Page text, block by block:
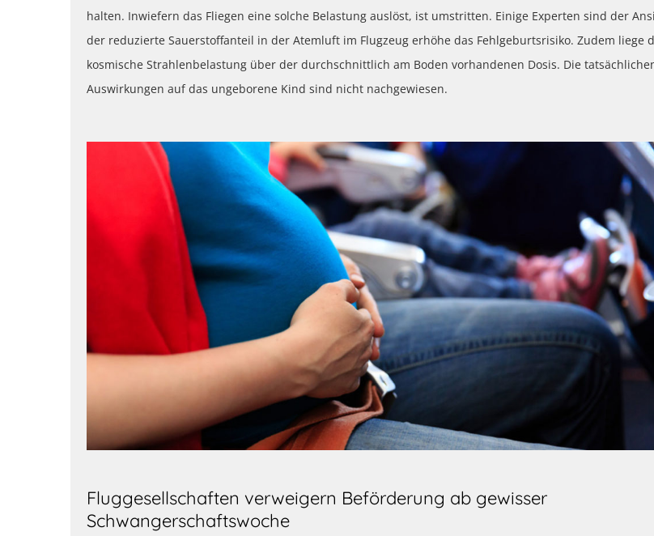
halten. Inwiefern das Fliegen eine solche Belastung auslöst, ist umstritten. Einige Experten sind der
der reduzierte Sauerstoffanteil in der Atemluft im Flugzeug erhöhe das Fehlgeburtsrisiko. Zudem liege
kosmische Strahlenbelastung über der durchschnittlich am Boden vorhandenen Dosis. Die
Auswirkungen auf das ungeborene Kind sind nicht nachgewiesen.
Fluggesellschaften verweigern Beförderung ab gewisser
Schwangerschaftswoche